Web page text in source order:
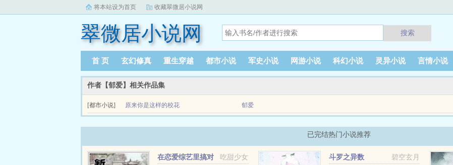
将本站设为首页 收藏翠微居小说网
翠微居小说网 搜索
首 页 玄幻修真 重生穿越 都市小说 军史小说 网游小说 科幻小说 灵异小说 言情小说
作者【郁爱】相关作品集
[都市小说] 原来你是这样的校花 郁爱
已完结热门小说推荐
吃甜少女
在恋爱综艺里搞对
碧空玄月
斗罗之异数